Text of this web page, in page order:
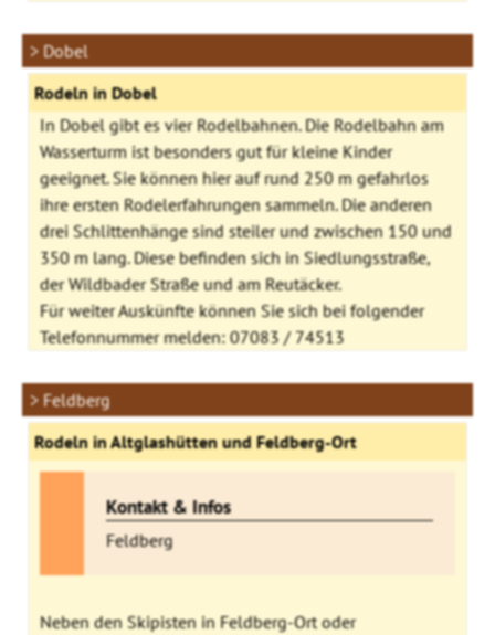
> Dobel
Rodeln in Dobel
In Dobel gibt es vier Rodelbahnen. Die Rodelbahn am
Wasserturm ist besonders gut für kleine Kinder
geeignet. Sie können hier auf rund 250 m gefahrlos
ihre ersten Rodelerfahrungen sammeln. Die anderen
drei Schlittenhänge sind steiler und zwischen 150 und
350 m lang. Diese befinden sich in Siedlungsstraße,
der Wildbader Straße und am Reutäcker.
Für weiter Auskünfte können Sie sich bei folgender
Telefonnummer melden: 07083 / 74513
> Feldberg
Rodeln in Altglashütten und Feldberg-Ort
Kontakt & Infos
Feldberg
Neben den Skipisten in Feldberg-Ort oder